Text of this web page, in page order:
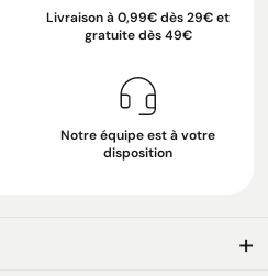
Livraison à 0,99€ dès 29€ et
gratuite dès 49€
Notre équipe est à votre
disposition